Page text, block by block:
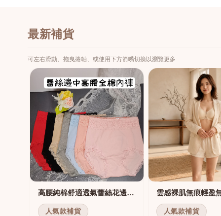
最新補貨
可左右滑動、拖曳捲軸、或使用下方箭嘴切換以瀏覽更多
高腰純棉舒適透氣蕾絲花邊三角褲
人氣款補貨
雲感裸肌無痕輕盈
人氣款補貨